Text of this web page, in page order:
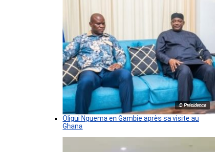
© Présidence
Oligui Nguema en Gambie après sa visite au
Ghana